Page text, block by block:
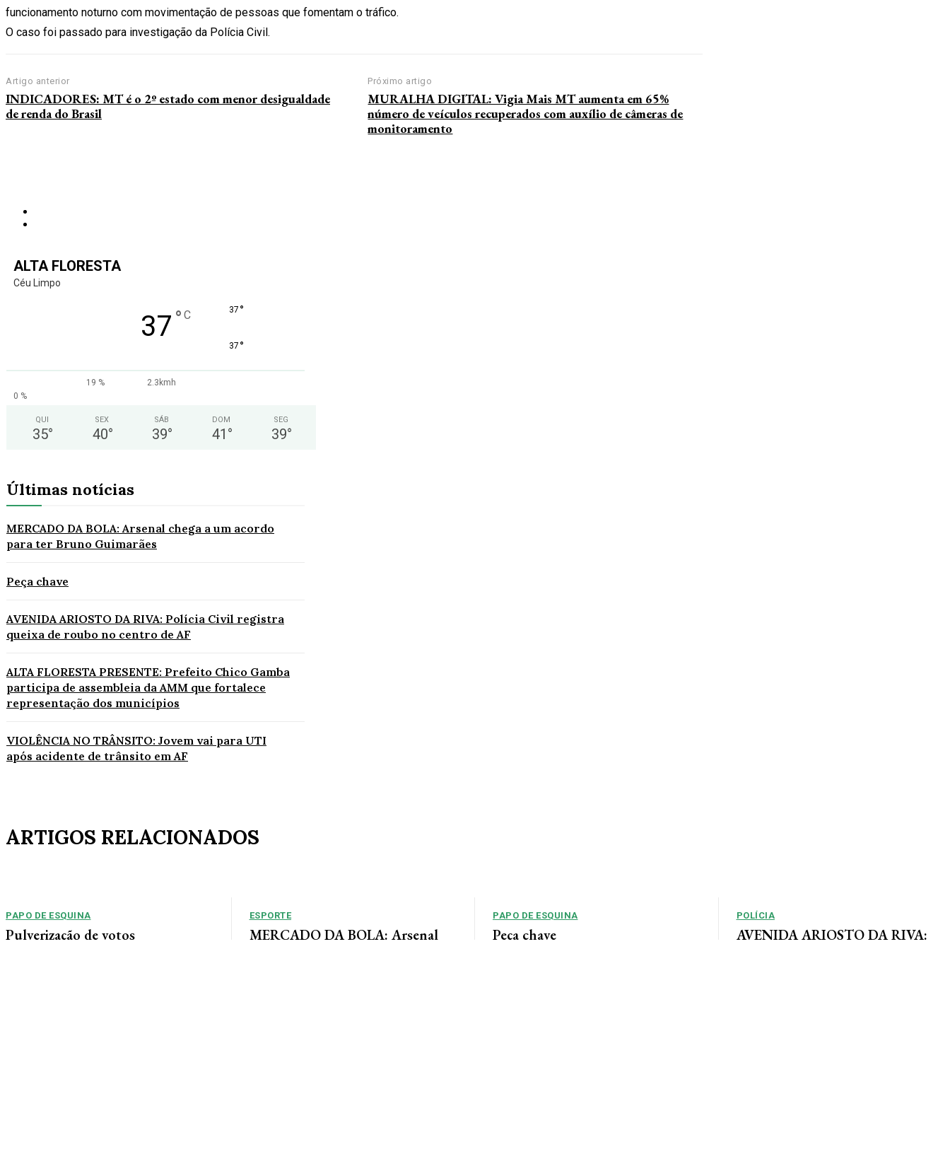
funcionamento noturno com movimentação de pessoas que fomentam o tráfico.
O caso foi passado para investigação da Polícia Civil.
Artigo anterior
INDICADORES: MT é o 2º estado com menor desigualdade
de renda do Brasil
Próximo artigo
MURALHA DIGITAL: Vigia Mais MT aumenta em 65%
número de veículos recuperados com auxílio de câmeras de
monitoramento
ALTA FLORESTA
Céu Limpo
37 ° C 37 °
37 °
19 %
2.3kmh
0 %
QUI
35°
SEX
40°
SÁB
39°
DOM
41 °
SEG
39°
Últimas notícias
MERCADO DA BOLA: Arsenal chega a um acordo
para ter Bruno Guimarães
Peça chave
AVENIDA ARIOSTO DA RIVA: Polícia Civil registra
queixa de roubo no centro de AF
ALTA FLORESTA PRESENTE: Prefeito Chico Gamba
participa de assembleia da AMM que fortalece
representação dos municípios
VIOLÊNCIA NO TRÂNSITO: Jovem vai para UTI
após acidente de trânsito em AF
ARTIGOS RELACIONADOS
PAPO DE ESQUINA
Pulverização de votos
ESPORTE
MERCADO DA BOLA: Arsenal
PAPO DE ESQUINA
Peça chave
POLÍCIA
AVENIDA ARIOSTO DA RIVA: